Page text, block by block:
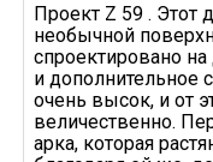
Проект Z 59 . Этот
необычной
спроектировано
и
очень высок, и от
величественно.
арка, которая